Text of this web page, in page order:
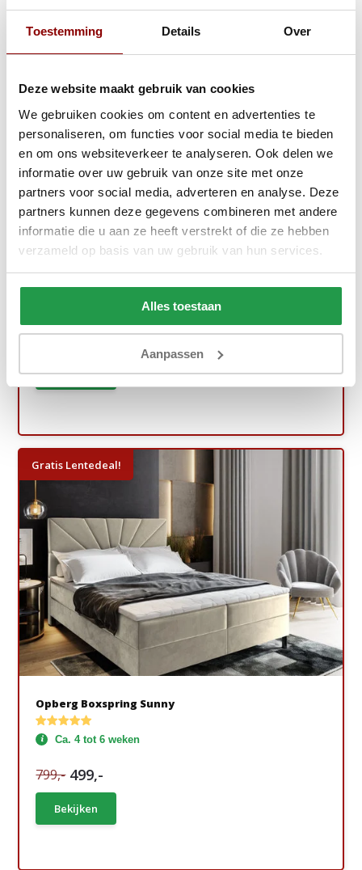
Toestemming Details Over
Deze website maakt gebruik van cookies
We gebruiken cookies om content en advertenties te
personaliseren, om functies voor social media te bieden
en om ons websiteverkeer te analyseren. Ook delen we
informatie over uw gebruik van onze site met onze
partners voor social media, adverteren en analyse. Deze
partners kunnen deze gegevens combineren met andere
informatie die u aan ze heeft verstrekt of die ze hebben
verzameld op basis van uw gebruik van hun services.
Alles toestaan
Aanpassen
Gratis Lentedeal!
799,- 499,-
Bekijken
Gratis Lentedeal!
Opberg Boxspring Sunny
Ca. 4 tot 6 weken
799,- 499,-
Bekijken